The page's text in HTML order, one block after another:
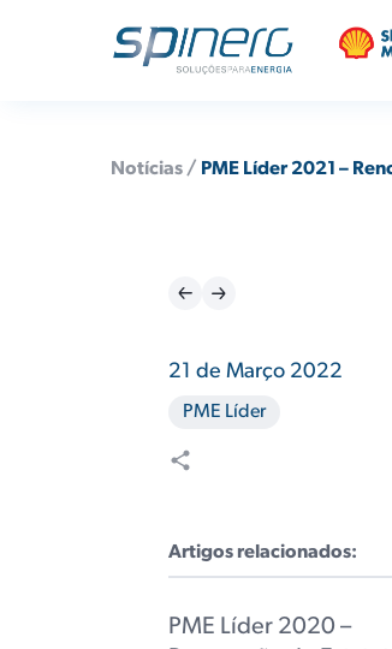
Notícias / PME Líder 2021 –
21 de Março 2022
PME Líder
Artigos relacionados:
PME Líder 2020 –